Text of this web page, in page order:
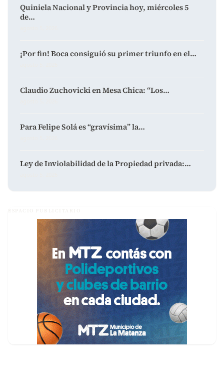
Quiniela Nacional y Provincia hoy, miércoles 5
de…
¡Por fin! Boca consiguió su primer triunfo en el…
Claudio Zuchovicki en Mesa Chica: “Los…
Para Felipe Solá es “gravísima” la…
Ley de Inviolabilidad de la Propiedad privada:…
ESPACIO PUBLICITARIO